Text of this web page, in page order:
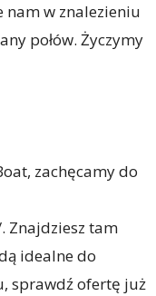
nam w znalezieniu
połów. Życzymy
zachęcamy do
Znajdziesz tam
idealne do
sprawdź ofertę już